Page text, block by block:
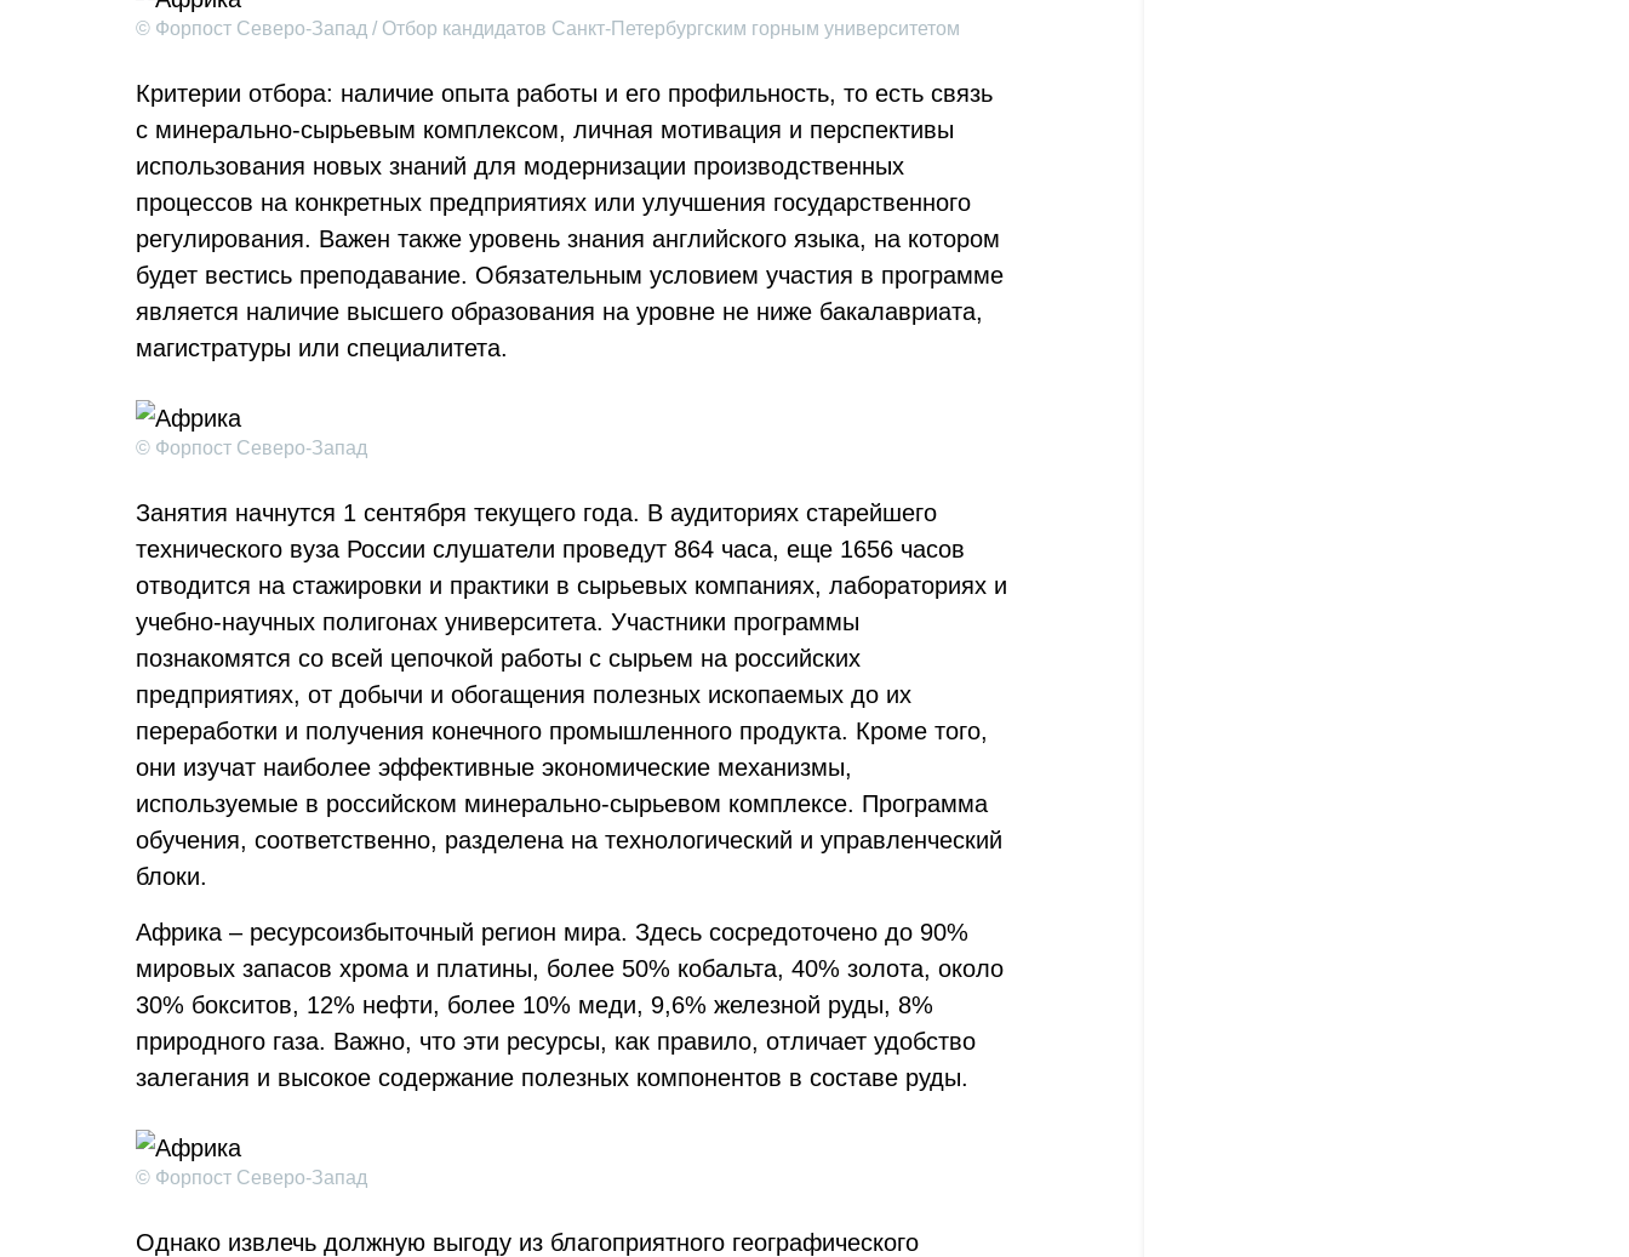
© Форпост Северо-Запад / Отбор кандидатов Санкт-Петербургским горным университетом
Критерии отбора: наличие опыта работы и его профильность, то есть связь
с минерально-сырьевым комплексом, личная мотивация и перспективы
использования новых знаний для модернизации производственных
процессов на конкретных предприятиях или улучшения государственного
регулирования. Важен также уровень знания английского языка, на котором
будет вестись преподавание. Обязательным условием участия в программе
является наличие высшего образования на уровне не ниже бакалавриата,
магистратуры или специалитета.
© Форпост Северо-Запад
Занятия начнутся 1 сентября текущего года. В аудиториях старейшего
технического вуза России слушатели проведут 864 часа, еще 1656 часов
отводится на стажировки и практики в сырьевых компаниях, лабораториях и
учебно-научных полигонах университета. Участники программы
познакомятся со всей цепочкой работы с сырьем на российских
предприятиях, от добычи и обогащения полезных ископаемых до их
переработки и получения конечного промышленного продукта. Кроме того,
они изучат наиболее эффективные экономические механизмы,
используемые в российском минерально-сырьевом комплексе. Программа
обучения, соответственно, разделена на технологический и управленческий
блоки.
Африка – ресурсоизбыточный регион мира. Здесь сосредоточено до 90%
мировых запасов хрома и платины, более 50% кобальта, 40% золота, около
30% бокситов, 12% нефти, более 10% меди, 9,6% железной руды, 8%
природного газа. Важно, что эти ресурсы, как правило, отличает удобство
залегания и высокое содержание полезных компонентов в составе руды.
© Форпост Северо-Запад
Однако извлечь должную выгоду из благоприятного географического